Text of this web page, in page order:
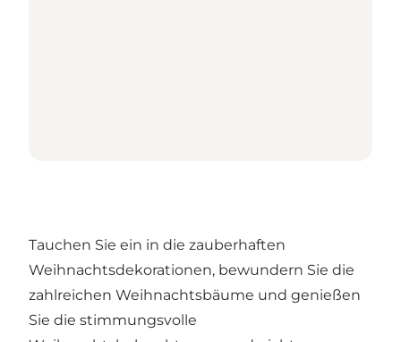
Tauchen Sie ein in die zauberhaften
Weihnachtsdekorationen, bewundern Sie die
zahlreichen Weihnachtsbäume und genießen
Sie die stimmungsvolle